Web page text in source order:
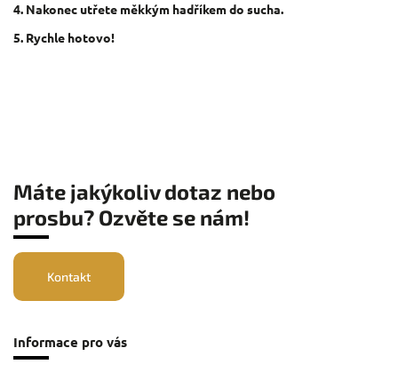
4. Nakonec utřete měkkým hadříkem do sucha.
5. Rychle hotovo!
Máte jakýkoliv dotaz nebo
prosbu? Ozvěte se nám!
Kontakt
Informace pro vás